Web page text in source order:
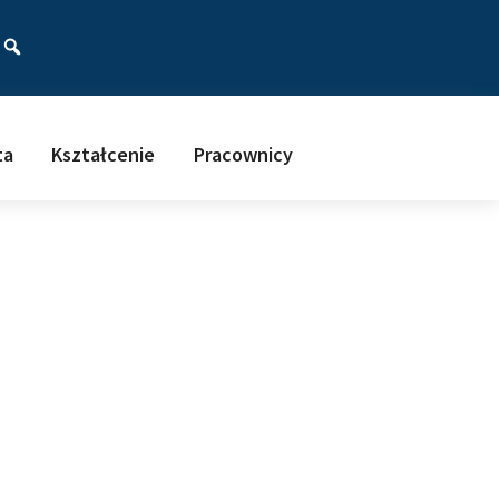
Kształcenie Pracownicy